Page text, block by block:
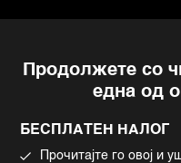
Продолжете со
една од
БЕСПЛАТЕН НАЛОГ
Прочитајте го овој и
Импресум
Политика на приватност